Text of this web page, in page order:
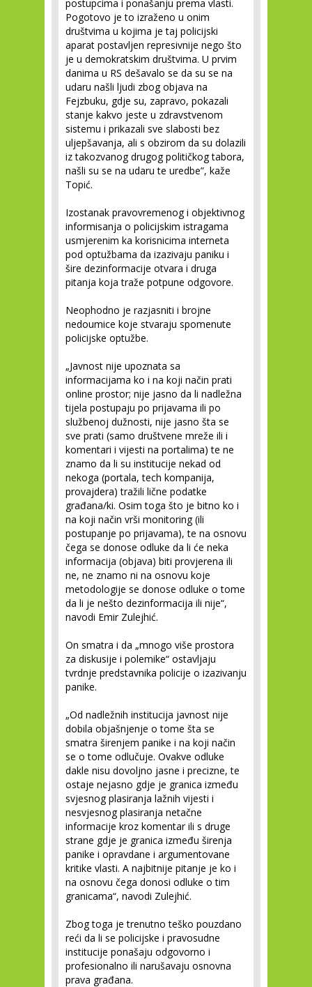
postupcima i ponašanju prema vlasti.
Pogotovo je to izraženo u onim
društvima u kojima je taj policijski
aparat postavljen represivnije nego što
je u demokratskim društvima. U prvim
danima u RS dešavalo se da su se na
udaru našli ljudi zbog objava na
Fejzbuku, gdje su, zapravo, pokazali
stanje kakvo jeste u zdravstvenom
sistemu i prikazali sve slabosti bez
uljepšavanja, ali s obzirom da su dolazili
iz takozvanog drugog političkog tabora,
našli su se na udaru te uredbe”, kaže
Topić.
Izostanak pravovremenog i objektivnog
informisanja o policijskim istragama
usmjerenim ka korisnicima interneta
pod optužbama da izazivaju paniku i
šire dezinformacije otvara i druga
pitanja koja traže potpune odgovore.
Neophodno je razjasniti i brojne
nedoumice koje stvaraju spomenute
policijske optužbe.
„Javnost nije upoznata sa
informacijama ko i na koji način prati
online prostor; nije jasno da li nadležna
tijela postupaju po prijavama ili po
službenoj dužnosti, nije jasno šta se
sve prati (samo društvene mreže ili i
komentari i vijesti na portalima) te ne
znamo da li su institucije nekad od
nekoga (portala, tech kompanija,
provajdera) tražili lične podatke
građana/ki. Osim toga što je bitno ko i
na koji način vrši monitoring (ili
postupanje po prijavama), te na osnovu
čega se donose odluke da li će neka
informacija (objava) biti provjerena ili
ne, ne znamo ni na osnovu koje
metodologije se donose odluke o tome
da li je nešto dezinformacija ili nije“,
navodi Emir Zulejhić.
On smatra i da „mnogo više prostora
za diskusije i polemike“ ostavljaju
tvrdnje predstavnika policije o izazivanju
panike.
„Od nadležnih institucija javnost nije
dobila objašnjenje o tome šta se
smatra širenjem panike i na koji način
se o tome odlučuje. Ovakve odluke
dakle nisu dovoljno jasne i precizne, te
ostaje nejasno gdje je granica između
svjesnog plasiranja lažnih vijesti i
nesvjesnog plasiranja netačne
informacije kroz komentar ili s druge
strane gdje je granica između širenja
panike i opravdane i argumentovane
kritike vlasti. A najbitnije pitanje je ko i
na osnovu čega donosi odluke o tim
granicama“, navodi Zulejhić.
Zbog toga je trenutno teško pouzdano
reći da li se policijske i pravosudne
institucije ponašaju odgovorno i
profesionalno ili narušavaju osnovna
prava građana.